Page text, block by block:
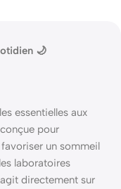
🌙
essentielles aux
pour
un sommeil
laboratoires
directement sur